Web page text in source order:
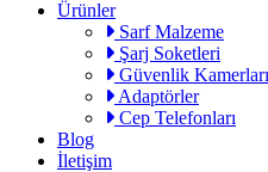
Ürünler
Sarf Malzeme
Şarj Soketleri
Güvenlik Kamerları
Adaptörler
Cep Telefonları
Blog
İletişim